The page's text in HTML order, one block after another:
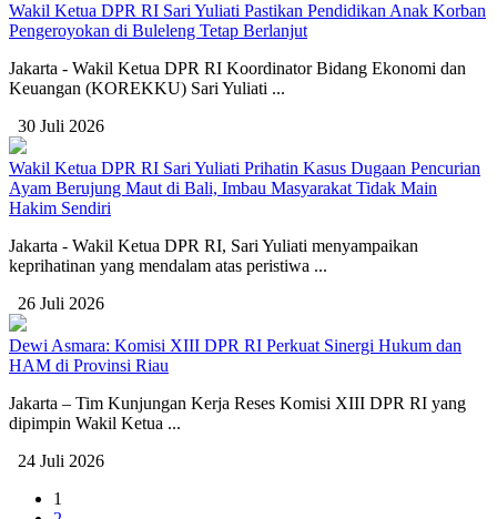
Wakil Ketua DPR RI Sari Yuliati Pastikan Pendidikan Anak Korban
Pengeroyokan di Buleleng Tetap Berlanjut
Jakarta - Wakil Ketua DPR RI Koordinator Bidang Ekonomi dan
Keuangan (KOREKKU) Sari Yuliati ...
30 Juli 2026
Wakil Ketua DPR RI Sari Yuliati Prihatin Kasus Dugaan Pencurian
Ayam Berujung Maut di Bali, Imbau Masyarakat Tidak Main
Hakim Sendiri
Jakarta - Wakil Ketua DPR RI, Sari Yuliati menyampaikan
keprihatinan yang mendalam atas peristiwa ...
26 Juli 2026
Dewi Asmara: Komisi XIII DPR RI Perkuat Sinergi Hukum dan
HAM di Provinsi Riau
Jakarta – Tim Kunjungan Kerja Reses Komisi XIII DPR RI yang
dipimpin Wakil Ketua ...
24 Juli 2026
1